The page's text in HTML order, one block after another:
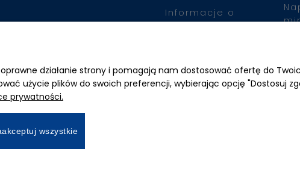
Informacje o
działanie strony i pomagają nam dostosować ofertę do
użycie plików do swoich preferencji, wybierając opcję "Dostosuj
prywatności.
wszystkie